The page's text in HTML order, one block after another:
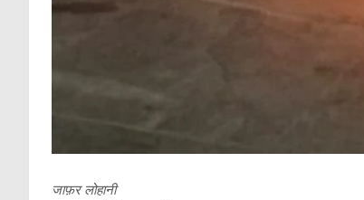
जाफ़र लोहानी